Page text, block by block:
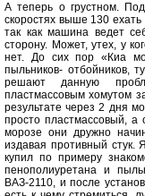
А теперь о грустном.
скоростях выше 130
так как машина ведет
сторону. Может, утех, у
нет. До сих пор «Киа
пыльников- отбойников,
решают данную
пластмассовым хомутом
результате через 2 дня
просто пластмассовый, а
морозе они дружно
издавая противный
купил по примеру
пенополиуретана и
ВАЗ-2110, и после